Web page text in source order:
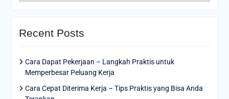
Recent Posts
Cara Dapat Pekerjaan – Langkah Praktis untuk
Memperbesar Peluang Kerja
Cara Cepat Diterima Kerja – Tips Praktis yang Bisa Anda